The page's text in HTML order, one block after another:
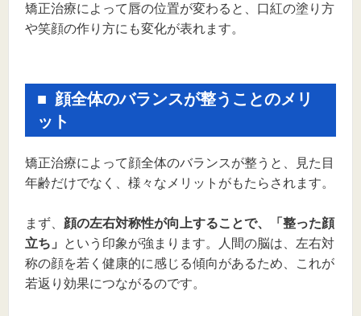
矯正治療によって唇の位置が変わると、口紅の塗り方
や笑顔の作り方にも変化が表れます。
顔全体のバランスが整うことのメリ
ット
矯正治療によって顔全体のバランスが整うと、見た目
年齢だけでなく、様々なメリットがもたらされます。
まず、 顔の左右対称性が向上することで、「整った顔
立ち」
という印象が強まります。人間の脳は、左右対
称の顔を若く健康的に感じる傾向があるため、これが
若返り効果につながるのです。